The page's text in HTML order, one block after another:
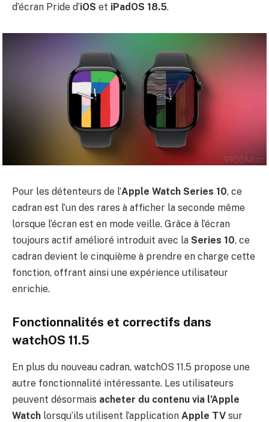
d’écran Pride d’iOS et iPadOS 18.5.
Pour les détenteurs de l’Apple Watch Series 10, ce
cadran est l’un des rares à afficher la seconde même
lorsque l’écran est en mode veille. Grâce à l’écran
toujours actif amélioré introduit avec la Series 10, ce
cadran devient le cinquième à prendre en charge cette
fonction, offrant ainsi une expérience utilisateur
enrichie.
Fonctionnalités et correctifs dans
watchOS 11.5
En plus du nouveau cadran, watchOS 11.5 propose une
autre fonctionnalité intéressante. Les utilisateurs
peuvent désormais acheter du contenu via l’Apple
Watch lorsqu’ils utilisent l’application Apple TV sur